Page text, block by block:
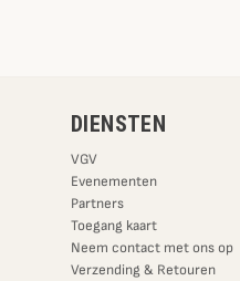
DIENSTEN
VGV
Evenementen
Partners
Toegang kaart
Neem contact met ons op
Verzending & Retouren